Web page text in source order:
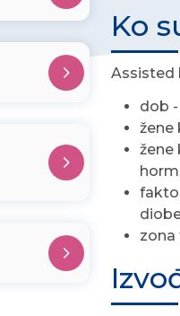
Ko
Assisted
dob
žene
žene
zona